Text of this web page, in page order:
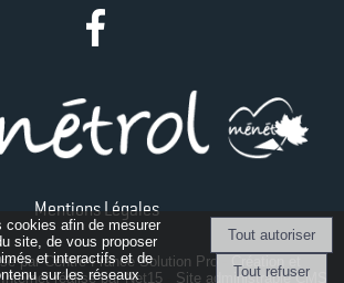
Mentions Légales
par Centre France Solution Pro
réalisé par Net15- Site administrable CMS
cookies afin de mesurer
site, de vous proposer
et interactifs et de
sur les réseaux